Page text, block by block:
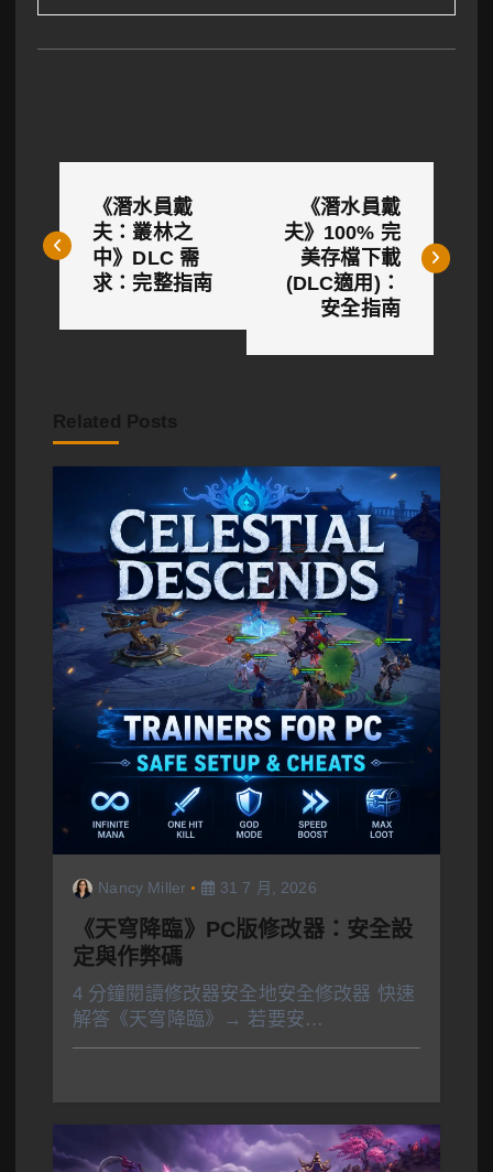
章
導
《潛水員戴
夫：叢林之
中》DLC 需
求：完整指南
《潛水員戴
夫》100% 完
美存檔下載
(DLC適用)：
安全指南
Related Posts
Nancy Miller 31 7 月, 2026
《天穹降臨》PC版修改器：安全設
定與作弊碼
4 分鐘閱讀修改器安全地安全修改器 快速
解答《天穹降臨》→ 若要安…